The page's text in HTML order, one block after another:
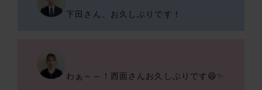
下田さん、お久しぶりです！
わぁ～～！西面さんお久しぶりです😆✨